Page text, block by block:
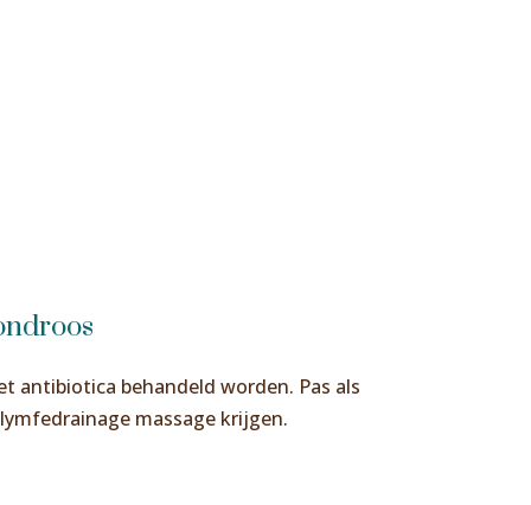
antibiotica behandeld worden. Pas als
massage krijgen.